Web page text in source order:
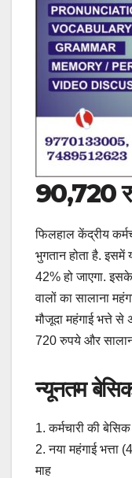
90,720
फ‍िलहाल केंद्रीय
भुगतान होता है. इसमें
42% हो जाएगा.
वालों का सालाना
मौजूदा महंगाई भत्ते
720 रुपये और
न्यूनतम
1. कर्मचारी
2. नया महंगाई
माह